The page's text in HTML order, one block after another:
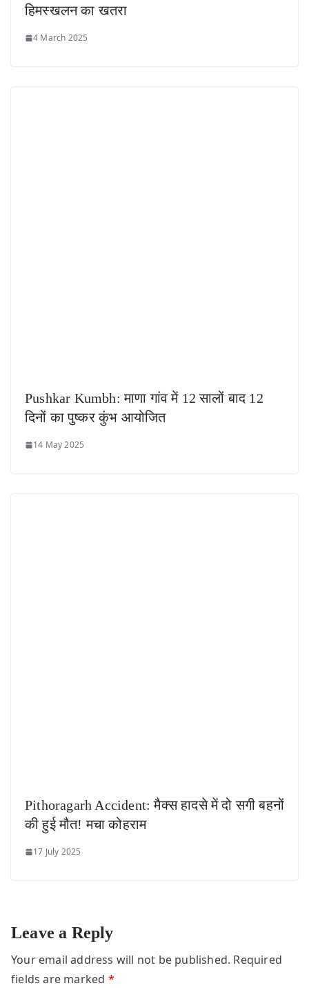
हिमस्खलन का खतरा
4 March 2025
Pushkar Kumbh: माणा गांव में 12 सालों बाद 12
दिनों का पुष्कर कुंभ आयोजित
14 May 2025
Pithoragarh Accident: मैक्स हादसे में दो सगी बहनों
की हुई मौत! मचा कोहराम
17 July 2025
Leave a Reply
Your email address will not be published. Required
fields are marked *